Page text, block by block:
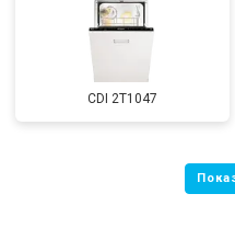
CDI 2T1047